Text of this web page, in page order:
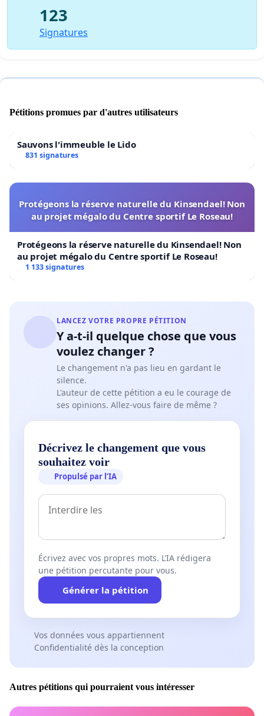
123
Signatures
Pétitions promues par d'autres utilisateurs
Sauvons l'immeuble le Lido
831 signatures
Protégeons la réserve naturelle du Kinsendael! Non
au projet mégalo du Centre sportif Le Roseau!
Protégeons la réserve naturelle du Kinsendael! Non
au projet mégalo du Centre sportif Le Roseau!
1 133 signatures
LANCEZ VOTRE PROPRE PÉTITION
Y a-t-il quelque chose que vous
voulez changer ?
Le changement n'a pas lieu en gardant le
silence.
L'auteur de cette pétition a eu le courage de
ses opinions. Allez-vous faire de même ?
Décrivez le changement que vous
souhaitez voir
Propulsé par l’IA
Écrivez avec vos propres mots. L’IA rédigera
une pétition percutante pour vous.
Générer la pétition
Vos données vous appartiennent
Confidentialité dès la conception
Autres pétitions qui pourraient vous intéresser